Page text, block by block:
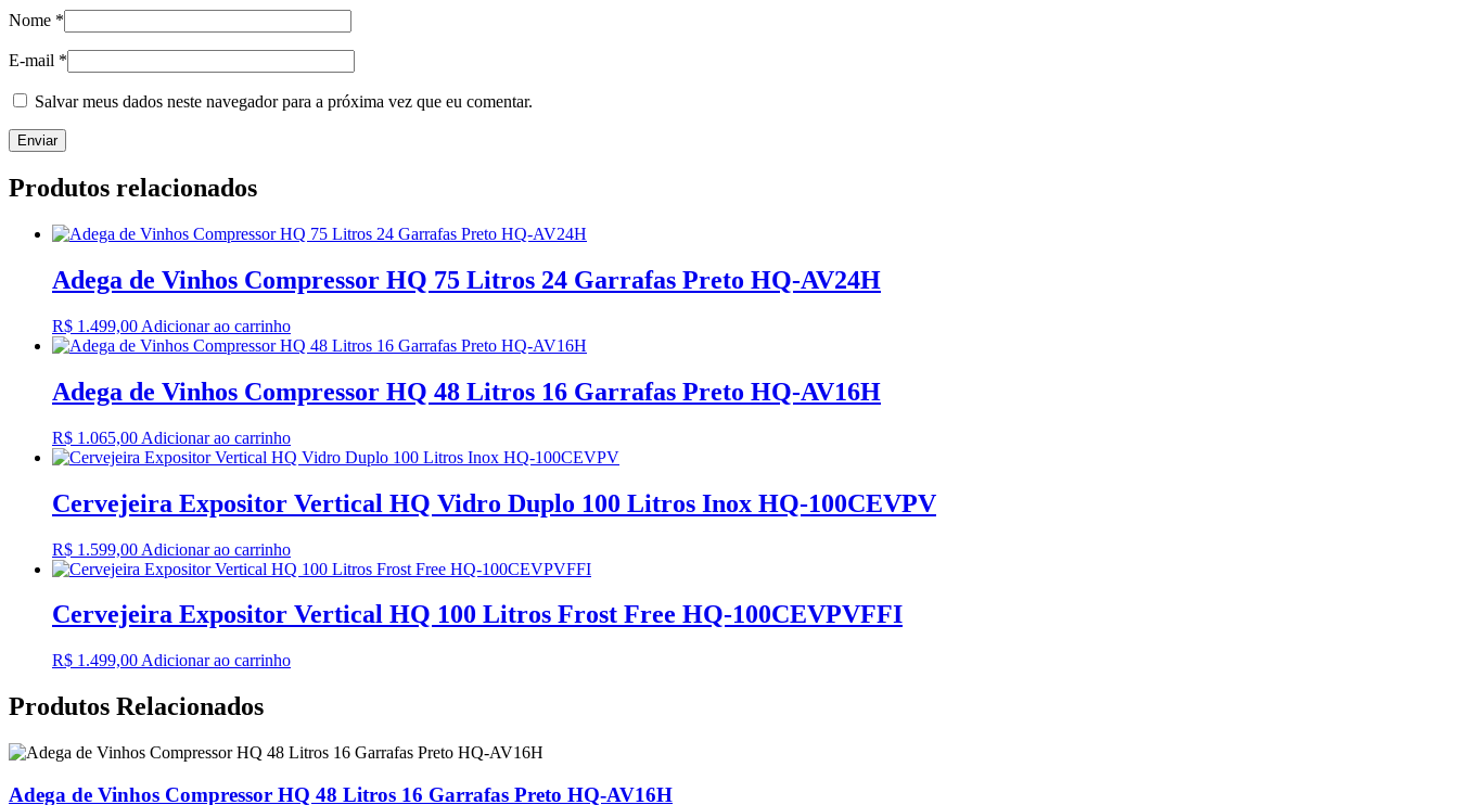
Nome *
E-mail *
Salvar meus dados neste navegador para a próxima vez que eu comentar.
Produtos relacionados
Adega de Vinhos Compressor HQ 75 Litros 24 Garrafas Preto HQ-AV24H
R$ 1.499,00 Adicionar ao carrinho
Adega de Vinhos Compressor HQ 48 Litros 16 Garrafas Preto HQ-AV16H
R$ 1.065,00 Adicionar ao carrinho
Cervejeira Expositor Vertical HQ Vidro Duplo 100 Litros Inox HQ-100CEVPV
R$ 1.599,00 Adicionar ao carrinho
Cervejeira Expositor Vertical HQ 100 Litros Frost Free HQ-100CEVPVFFI
R$ 1.499,00 Adicionar ao carrinho
Produtos Relacionados
Adega de Vinhos Compressor HQ 48 Litros 16 Garrafas Preto HQ-AV16H